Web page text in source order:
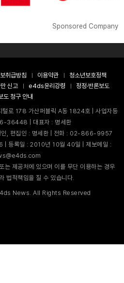
Sponsored Company
취급방침 이용약관
청소년보호정책
신고 e4ds윤리강령
정정·반론보도
도 청구 안내
털로 178 가산퍼블릭 A동 1824호 | 사업자등
36448 | 대표자 : 명세환
인, 편집인 : 명세환 | 전화 : 02-866-9957
| 등록일 : 2010년 10월 40일 | 제보메일 :
제공처에 있으며 이를 무단 이용하는 경우
법적책임을 질 수 있습니다.
News. All Rights Reserved